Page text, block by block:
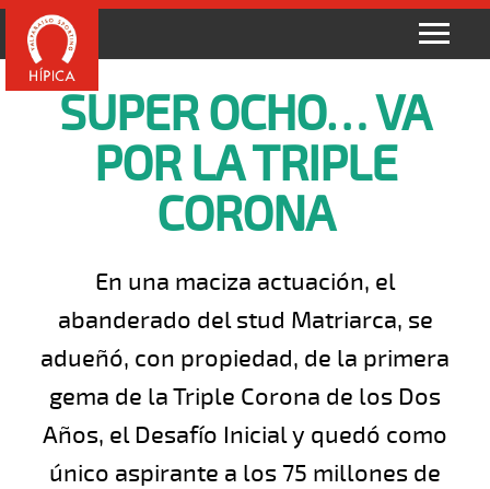
SUPER OCHO… VA
POR LA TRIPLE
CORONA
En una maciza actuación, el
abanderado del stud Matriarca, se
adueñó, con propiedad, de la primera
gema de la Triple Corona de los Dos
Años, el Desafío Inicial y quedó como
único aspirante a los 75 millones de